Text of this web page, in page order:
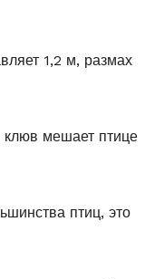
1,2 м, размах
клюв мешает птице
птиц, это